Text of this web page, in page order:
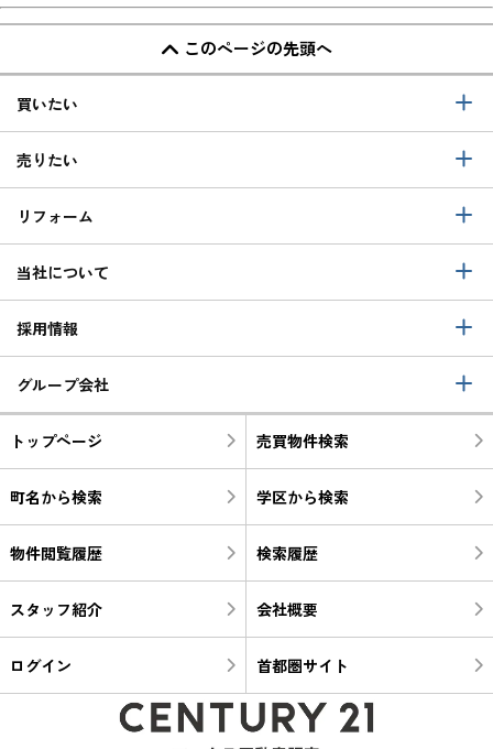
このページの先頭へ
買いたい
売りたい
リフォーム
当社について
採用情報
グループ会社
トップページ 売買物件検索
町名から検索 学区から検索
物件閲覧履歴 検索履歴
スタッフ紹介 会社概要
ログイン 首都圏サイト